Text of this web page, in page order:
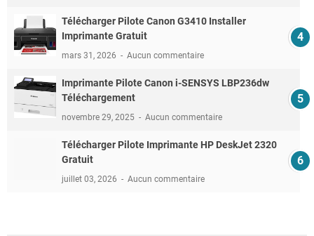
Télécharger Pilote Canon G3410 Installer
Imprimante Gratuit
mars 31, 2026 Aucun commentaire
Imprimante Pilote Canon i-SENSYS LBP236dw
Téléchargement
novembre 29, 2025 Aucun commentaire
Télécharger Pilote Imprimante HP DeskJet 2320
Gratuit
juillet 03, 2026 Aucun commentaire